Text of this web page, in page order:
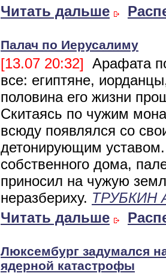
Читать дальше
Палач по Иерусалиму
[13.07 20:32] Арафата
все: египтяне,
половина его жизни
Скитаясь по чужим
всюду появлялся со
детонирующим
собственного дома,
приносил на чужую
неразбериху. ТРУБКИН
Читать дальше
Люксембург задумался
ядерной катастрофы